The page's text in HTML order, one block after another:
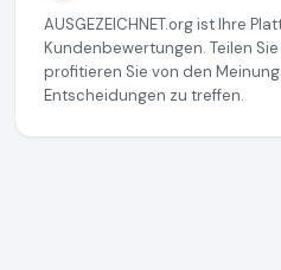
AUSGEZEICHNET.org ist Ihre
Kundenbewertungen. Teilen
profitieren Sie von den
Entscheidungen zu treffen.